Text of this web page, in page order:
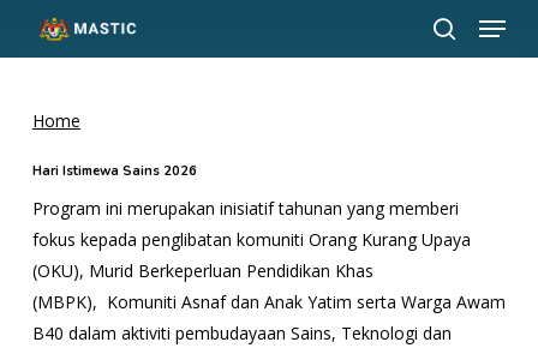
search
Menu
Home
Hari Istimewa Sains 2026
Program ini merupakan inisiatif tahunan yang memberi
fokus kepada penglibatan komuniti Orang Kurang Upaya
(OKU), Murid Berkeperluan Pendidikan Khas
(MBPK), Komuniti Asnaf dan Anak Yatim serta Warga Awam
B40 dalam aktiviti pembudayaan Sains, Teknologi dan